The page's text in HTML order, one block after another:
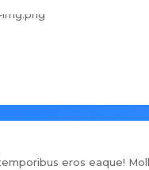
eros eaque!